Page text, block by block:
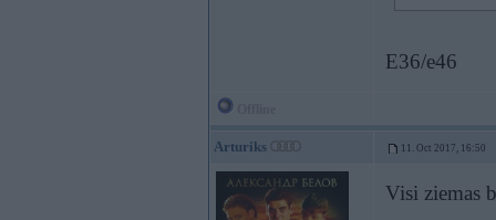
E36/e46
Arturiks 11. Oct 2017, 16:50
Visi ziemas